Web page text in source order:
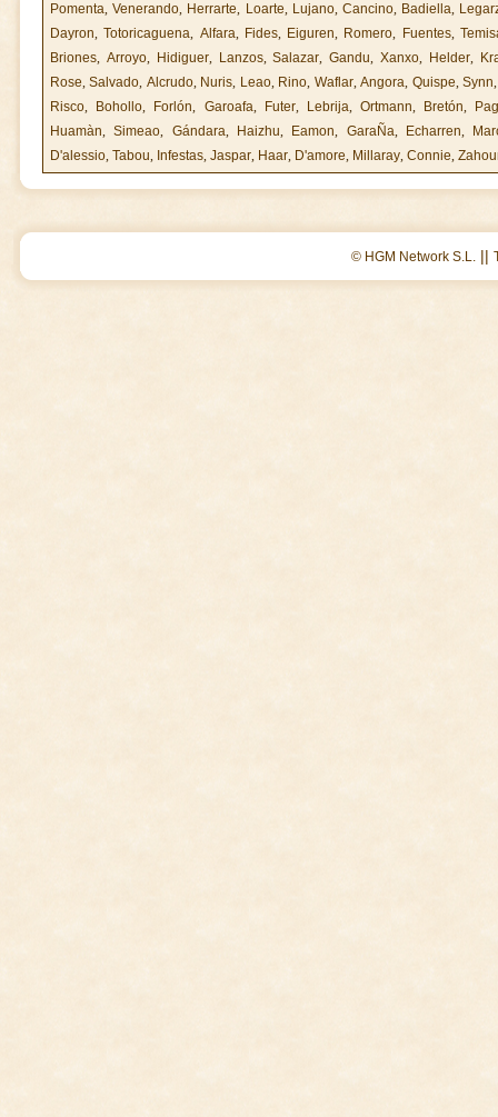
Pomenta,Venerando, Herrarte, Loarte, Lujano, Cancino, Badiella,
Dayron,Totoricaguena, Alfara, Fides, Eiguren, Romero, Fuentes,
Briones, Arroyo, Hidiguer, Lanzos,Salazar,Gandu,Xanxo, Helder,
Rose,Salvado, Alcrudo, Nuris, Leao, Rino, Waflar,Angora, Quispe,Synn
Risco, Bohollo, Forlón, Garoafa, Futer, Lebrija,Ortmann, Bretón,
Huamàn,Simeao, Gándara, Haizhu, Eamon, GaraÑa, Echarren,
D'alessio, Tabou, Infestas, Jaspar, Haar, D'amore, Millaray, Connie,
© HGM Network S.L. ||